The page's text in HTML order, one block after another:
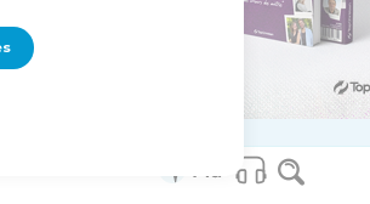
en lui.
leur perte, mais de ceux qui